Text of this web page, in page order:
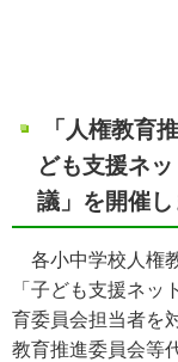
「人権教育
ども支援ネ
議」を開催し
各小中学校人権
「子ども支援ネ
育委員会担当者を
教育推進委員会等